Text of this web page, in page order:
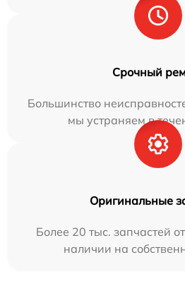
Срочный
Большинство
мы устраняем в
Оригинальные
Более 20 тыс. запчастей
наличии на